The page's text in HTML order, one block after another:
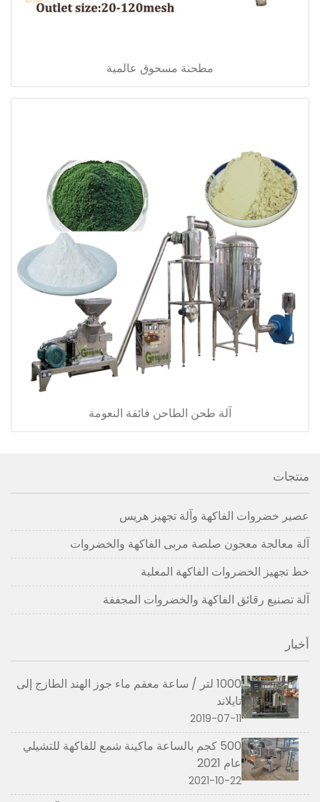
مطحنة مسحوق عالمية
آلة طحن الطاحن فائقة النعومة
منتجات
عصير خضروات الفاكهة وآلة تجهيز هريس
آلة معالجة معجون صلصة مربى الفاكهة والخضروات
خط تجهيز الخضروات الفاكهة المعلبة
آلة تصنيع رقائق الفاكهة والخضروات المجففة
أخبار
1000 لتر / ساعة معقم ماء جوز الهند الطازج إلى
تايلاند
2019-07-11
500 كجم بالساعة ماكينة شمع للفاكهة للتشيلي
عام 2021
2021-10-22